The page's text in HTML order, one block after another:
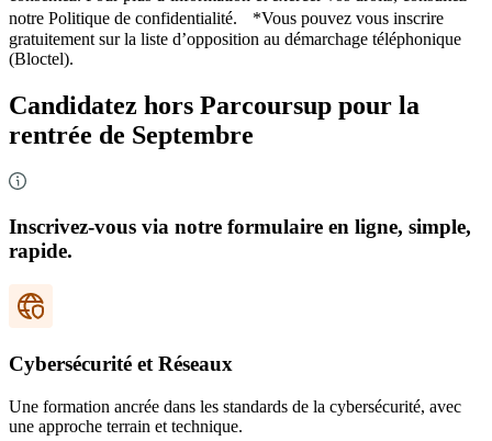
notre Politique de confidentialité. *Vous pouvez vous inscrire
gratuitement sur la liste d’opposition au démarchage téléphonique
(Bloctel).
Candidatez hors Parcoursup pour la
rentrée de Septembre
Inscrivez-vous via notre formulaire en ligne, simple,
rapide.
Cybersécurité et Réseaux
Une formation ancrée dans les standards de la cybersécurité, avec
une approche terrain et technique.